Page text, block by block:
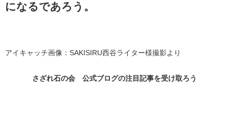
になるであろう。
アイキャッチ画像：SAKISIRU西谷ライター様撮影より
さざれ石の会 公式ブログの注目記事を受け取ろう